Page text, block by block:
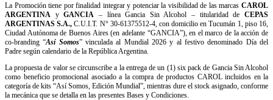
La Promoción tiene por finalidad integrar y potenciar la visibilidad de las marcas CAROL
ARGENTINA yGANCIA – línea Gancia Sin Alcohol – titularidad deCEPAS
ARGENTINAS S.A.,C.U.I.T. N° 30-61375512-4, con domicilio en Tucumán 1, piso 16,
Ciudad Autónoma de Buenos Aires (en adelante “GANCIA”), en el marco de la acción de
co-branding “Así Somos” vinculada al Mundial 2026 y al festivo denominado Día del
Padre según calendario de la República Argentina.
La propuesta de valor se circunscribe a la entrega de un (1) six pack de Gancia Sin Alcohol
como beneficio promocional asociado a la compra deproductos CAROL incluidos en la
categoría de kits “Así Somos, Edición Mundial”, mientras dure el stock asignado, conforme
la mecánica que se detalla en las presentes Bases y Condiciones.